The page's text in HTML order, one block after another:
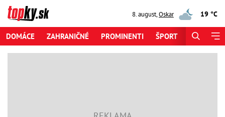
8. august,Oskar 19 °C
DOMÁCE ZAHRANIČNÉ PROMINENTI ŠPORT